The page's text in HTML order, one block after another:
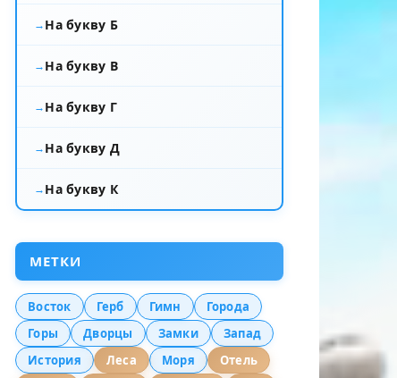
На букву Б
На букву В
На букву Г
На букву Д
На букву К
МЕТКИ
Восток Герб Гимн
Города
Горы
Дворцы Замки
Запад
История
Леса Моря
Отель